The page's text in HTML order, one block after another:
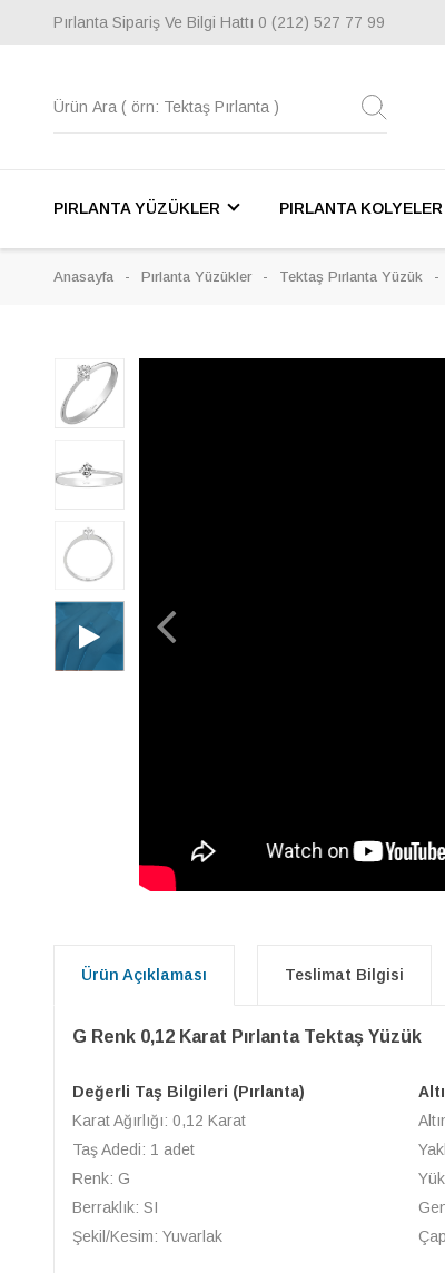
Pırlanta Sipariş Ve Bilgi Hattı 0 (212) 527 77 99
PIRLANTA YÜZÜKLER PIRLANTA KOLYELER
Anasayfa Pırlanta Yüzükler Tektaş Pırlanta Yüzük
Ürün Açıklaması Teslimat Bilgisi
G Renk 0,12 Karat Pırlanta Tektaş Yüzük
Değerli Taş Bilgileri (Pırlanta)
Karat Ağırlığı: 0,12 Karat
Taş Adedi: 1 adet
Renk: G
Berraklık: SI
Şekil/Kesim: Yuvarlak